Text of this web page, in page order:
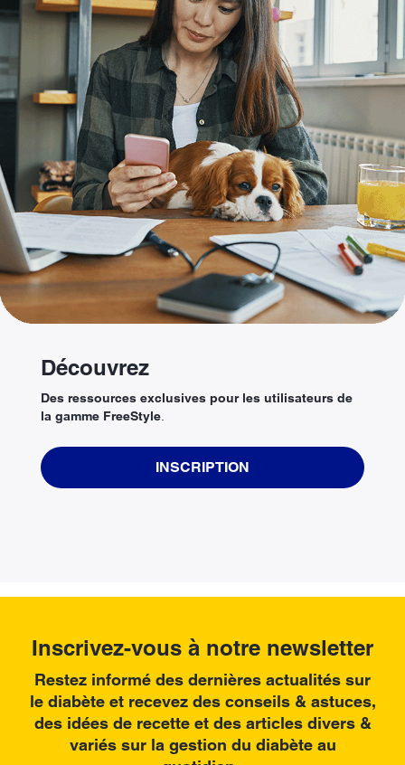
Découvrez
Des ressources exclusives pour les utilisateurs de
la gamme FreeStyle
INSCRIPTION
Inscrivez-vous à notre newsletter
Restez informé des dernières actualités sur
le diabète et recevez des conseils & astuces,
des idées de recette et des articles divers &
variés sur la gestion du diabète au